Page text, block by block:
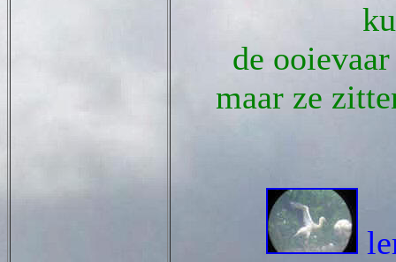
de
maar ze